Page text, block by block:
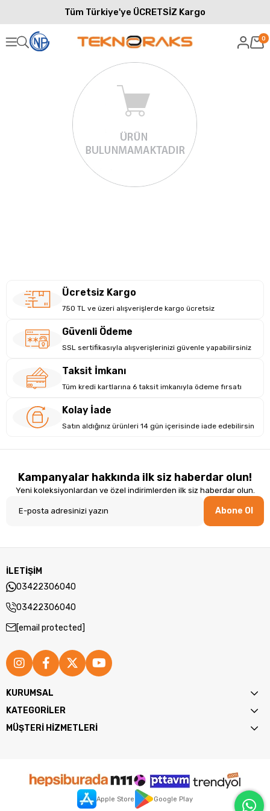
Tüm Türkiye'ye ÜCRETSİZ Kargo
0
Ücretsiz Kargo
750 TL ve üzeri alışverişlerde kargo ücretsiz
Güvenli Ödeme
SSL sertifikasıyla alışverişlerinizi güvenle yapabilirsiniz
Taksit İmkanı
Tüm kredi kartlarına 6 taksit imkanıyla ödeme fırsatı
Kolay İade
Satın aldığınız ürünleri 14 gün içerisinde iade edebilirsin
Kampanyalar hakkında ilk siz haberdar olun!
Yeni koleksiyonlardan ve özel indirimlerden ilk siz haberdar olun.
Abone Ol
İLETİŞİM
03422306040
03422306040
[email protected]
KURUMSAL
KATEGORİLER
MÜŞTERİ HİZMETLERİ
Apple Store Google Play